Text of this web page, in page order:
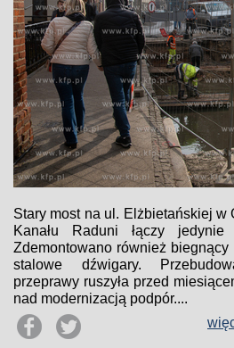
Stary most na ul. Elżbietańskiej w
Kanału Raduni łączy
Zdemontowano również
stalowe dźwigary.
przeprawy ruszyła przed
nad modernizacją podpór....